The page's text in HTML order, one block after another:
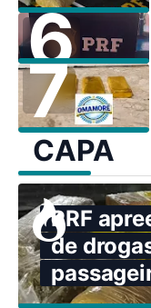
CAPA
PRF
de